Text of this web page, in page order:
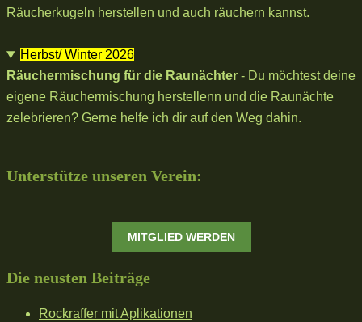
Räucherkugeln herstellen und auch räuchern kannst.
Herbst/ Winter 2026
Räuchermischung für die Raunächter - Du möchtest deine
eigene Räuchermischung herstellenn und die Raunächte
zelebrieren? Gerne helfe ich dir auf den Weg dahin.
Unterstütze unseren Verein:
MITGLIED WERDEN
Die neusten Beiträge
Rockraffer mit Aplikationen